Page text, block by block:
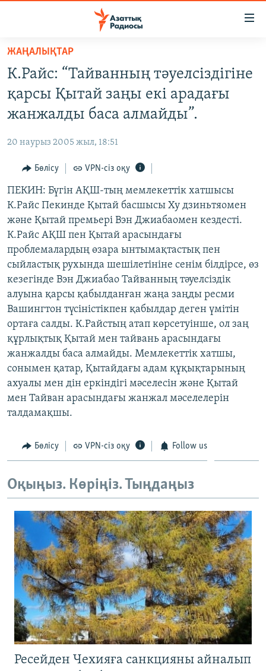
Skip
main
content
to
main
Navigation
Search
ЖАҢАЛЫҚТАР
AZATTYQTV
АДАМ ҚҰҚЫҚТАРЫ
ӘЛЕУМЕТ
ӘЛЕМ
АРНАЙЫ ЖОБАЛАР
Русский
ЖАЗЫЛЫҢЫЗ
Басқа тілдерде
ЖАҢАЛЫҚТАР
К.Райс: “Тайванның тәуелсіздігіне
қарсы Қытай заңы екі арадағы
жанжалды баса алмайды”.
20 наурыз 2005 жыл, 18:51
Бөлісу VPN-сіз оқу
ПЕКИН: Бүгін АҚШ-тың мемлекеттік хатшысы
К.Райс Пекинде Қытай басшысы Ху дзиньтяомен
және Қытай премьері Вэн Джиабаомен кездесті.
К.Райс АҚШ пен Қытай арасындағы
проблемалардың өзара ынтымақтастық пен
сыйластық рухында шешілетініне сенім білдірсе, өз
кезегінде Вэн Джиабао Тайванның тәуелсіздік
алуына қарсы қабылданған жаңа заңды ресми
Вашингтон түсіністікпен қабылдар деген үмітін
ортаға салды. К.Райстың атап көрсетуінше, ол заң
құрлықтық Қытай мен тайвань арасындағы
жанжалды баса алмайды. Мемлекеттік хатшы,
сонымен қатар, Қытайдағы адам құқықтарының
ахуалы мен дін еркіндігі мәселесін және Қытай
мен Тайван арасындағы жанжал мәселелерін
талдамақшы.
Бөлісу VPN-сіз оқу Follow us
Оқыңыз. Көріңіз. Тыңдаңыз
Ресейден Чехияға санкцияны айналып